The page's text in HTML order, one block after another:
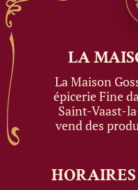
LA
La Maison
épicerie Fine
Saint-Vaast-
vend des
HORAIRES